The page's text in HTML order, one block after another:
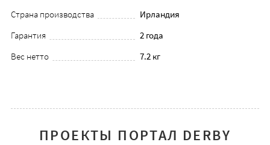
Страна производства
Ирландия
Гарантия
2 года
Вес нетто
7.2 кг
ПРОЕКТЫ ПОРТАЛ DERBY